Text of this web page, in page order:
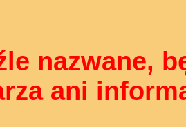
nazwane,
ani